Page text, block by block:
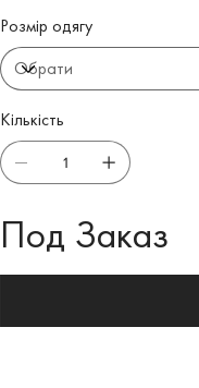
Розмір одягу
Кількість
Под Заказ